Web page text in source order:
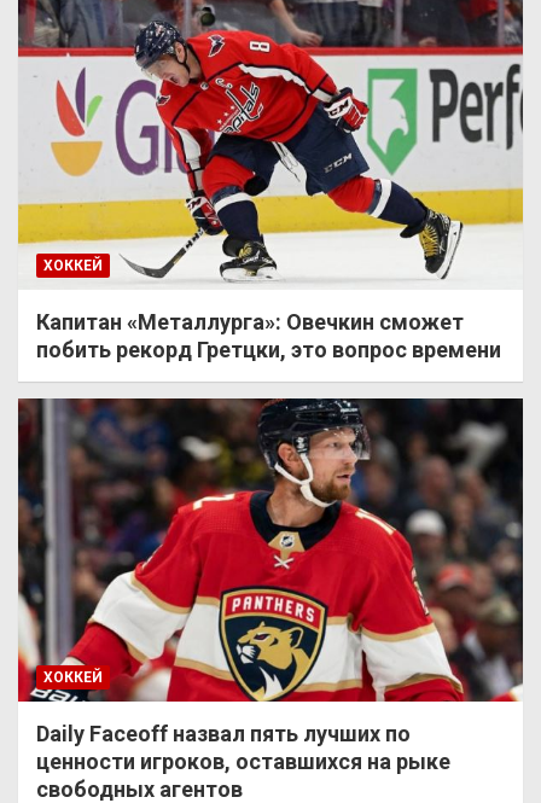
ХОККЕЙ
Капитан «Металлурга»: Овечкин сможет
побить рекорд Гретцки, это вопрос времени
ХОККЕЙ
Daily Faceoff назвал пять лучших по
ценности игроков, оставшихся на рыке
свободных агентов